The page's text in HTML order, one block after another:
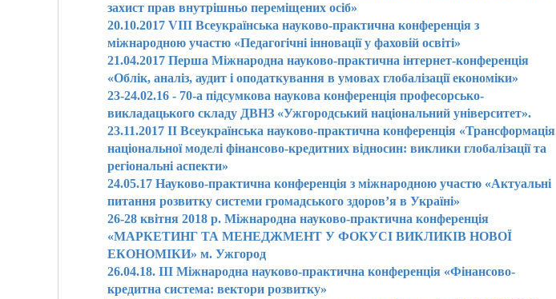
захист прав внутрішньо переміщених осіб»
20.10.2017 VІІІ Всеукраїнська науково-практична конференція з
міжнародною участю «Педагогічні інновації у фаховій освіті»
21.04.2017 Перша Міжнародна науково-практична інтернет-конференція
«Облік, аналіз, аудит і оподаткування в умовах глобалізації економіки»
23-24.02.16 - 70-а підсумкова наукова конференція професорсько-
викладацького складу ДВНЗ «Ужгородський національний університет».
23.11.2017 ІІ Всеукраїнська науково-практична конференція «Трансформація
національної моделі фінансово-кредитних відносин: виклики глобалізації та
регіональні аспекти»
24.05.17 Науково-практична конференція з міжнародною участю «Актуальні
питання розвитку системи громадського здоров’я в Україні»
26-28 квітня 2018 р. Міжнародна науково-практична конференція
«МАРКЕТИНГ ТА МЕНЕДЖМЕНТ У ФОКУСІ ВИКЛИКІВ НОВОЇ
ЕКОНОМІКИ» м. Ужгород
26.04.18. IІІ Міжнародна науково-практична конференція «Фінансово-
кредитна система: вектори розвитку»